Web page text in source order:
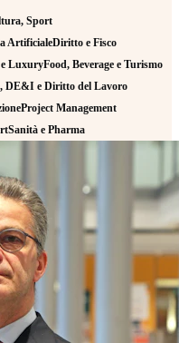
Sport
ArtificialeDiritto e Fisco
LuxuryFood, Beverage e Turismo
DE&I e Diritto del Lavoro
Project Management
Sanità e Pharma